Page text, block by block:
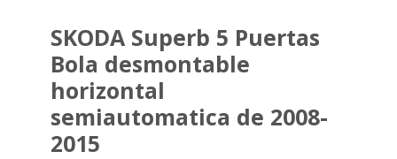
SKODA Superb 5 Puertas
Bola desmontable
horizontal
semiautomatica de 2008-
2015